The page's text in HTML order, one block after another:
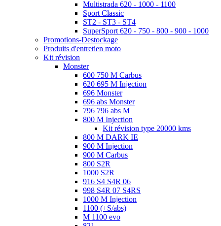
Multistrada 620 - 1000 - 1100
Sport Classic
ST2 - ST3 - ST4
SuperSport 620 - 750 - 800 - 900 - 1000
Promotions-Destockage
Produits d'entretien moto
Kit révision
Monster
600 750 M Carbus
620 695 M Injection
696 Monster
696 abs Monster
796 796 abs M
800 M Injection
Kit révision type 20000 kms
800 M DARK IE
900 M Injection
900 M Carbus
800 S2R
1000 S2R
916 S4 S4R 06
998 S4R 07 S4RS
1000 M Injection
1100 (+S/abs)
M 1100 evo